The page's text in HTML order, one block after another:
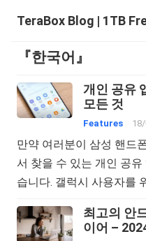
『한국어』
개인 공유 앱
모든 것
Features
만약 여러분이 삼성 핸드
서 찾을 수 있는 개인 공
습니다. 갤럭시 사용자를
최고의 안
이어 –